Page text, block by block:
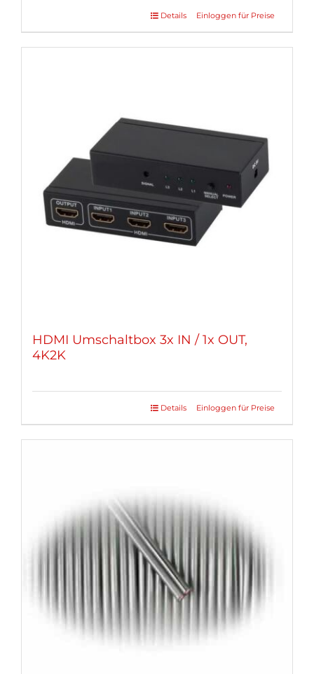
Einloggen für Preise
Details
HDMI Umschaltbox 3x IN / 1x OUT,
4K2K
Einloggen für Preise
Details